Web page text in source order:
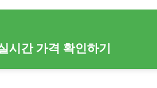
시간 가격 확인하기